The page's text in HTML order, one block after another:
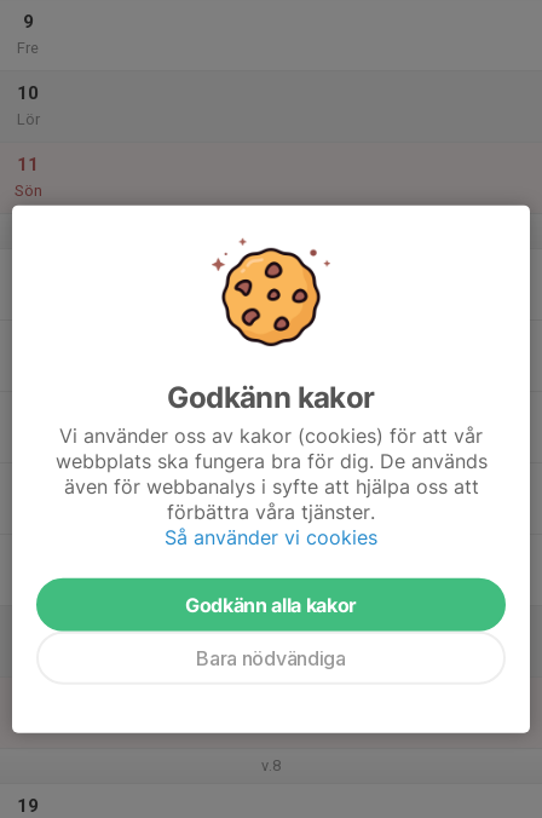
9
Fre
10
Lör
11
Sön
v.8
19
Godkänn kakor
Vi använder oss av kakor (cookies) för att vår
webbplats ska fungera bra för dig. De används
även för webbanalys i syfte att hjälpa oss att
förbättra våra tjänster.
Så använder vi cookies
Godkänn alla kakor
Bara nödvändiga